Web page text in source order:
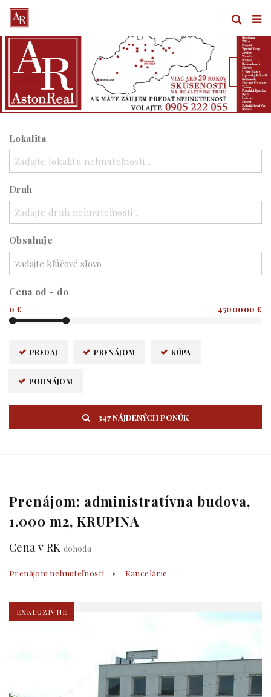
Lokalita
Zadajte lokalitu nehnuteľnosti ..
Druh
Zadajte druh nehnuteľnosti ..
Obsahuje
Cena od - do
0 € 4500000 €
PREDAJ PRENÁJOM KÚPA
PODNÁJOM
347 NÁJDENÝCH PONÚK
Prenájom: administratívna budova,
1.000 m2, KRUPINA
Cena v RK dohoda
Prenájom nehnuteľností Kancelárie
EXKLUZÍVNE